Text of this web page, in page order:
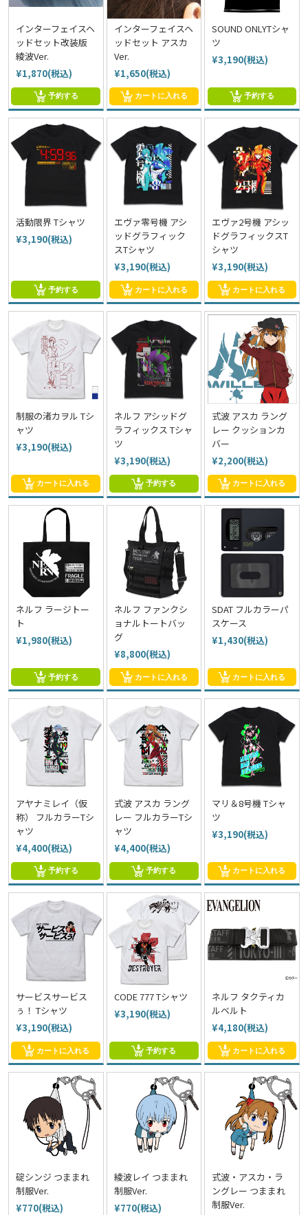
インターフェイスヘ
ッドセット改装版
綾波Ver.
¥1,870(税込)
予約する
インターフェイスヘ
ッドセット アスカ
Ver.
¥1,650(税込)
カートに入れる
SOUND ONLYTシャ
ツ
¥3,190(税込)
予約する
活動限界 Tシャツ
¥3,190(税込)
予約する
エヴァ零号機 アシ
ッドグラフィック
スTシャツ
¥3,190(税込)
カートに入れる
エヴァ2号機 アシッ
ドグラフィックスT
シャツ
¥3,190(税込)
カートに入れる
制服の渚カヲル Tシ
ャツ
¥3,190(税込)
カートに入れる
ネルフ アシッドグ
ラフィックス Tシャ
ツ
¥3,190(税込)
予約する
式波 アスカ ラング
レー クッションカ
バー
¥2,200(税込)
カートに入れる
ネルフ ラージトー
ト
¥1,980(税込)
予約する
ネルフ ファンクシ
ョナルトートバッ
グ
¥8,800(税込)
カートに入れる
SDAT フルカラーパ
スケース
¥1,430(税込)
カートに入れる
アヤナミレイ（仮
称） フルカラーTシ
ャツ
¥4,400(税込)
予約する
式波 アスカ ラング
レー フルカラーTシ
ャツ
¥4,400(税込)
予約する
マリ＆8号機 Tシャ
ツ
¥3,190(税込)
カートに入れる
サービスサービス
ぅ！ Tシャツ
¥3,190(税込)
カートに入れる
CODE 777 Tシャツ
¥3,190(税込)
予約する
ネルフ タクティカ
ルベルト
¥4,180(税込)
カートに入れる
碇シンジ つままれ
制服Ver.
¥770(税込)
綾波レイ つままれ
制服Ver.
¥770(税込)
式波・アスカ・ラ
ングレー つままれ
制服Ver.